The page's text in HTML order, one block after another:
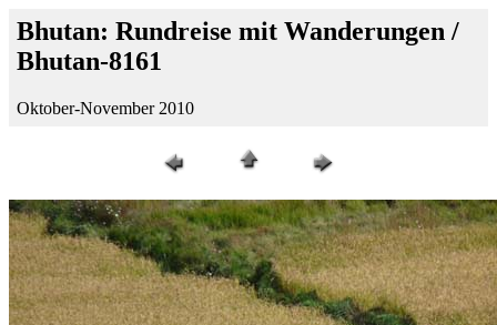
Bhutan: Rundreise mit Wanderungen /
Bhutan-8161
Oktober-November 2010